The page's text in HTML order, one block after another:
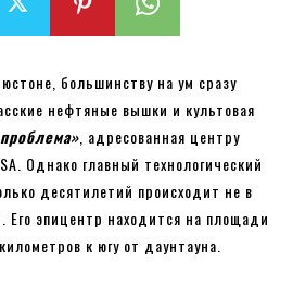
большинству на ум сразу
нефтяные вышки и культовая
, адресованная центру
Однако главный технологический
десятилетий происходит не в
Его эпицентр находится на площади
к югу от даунтауна.